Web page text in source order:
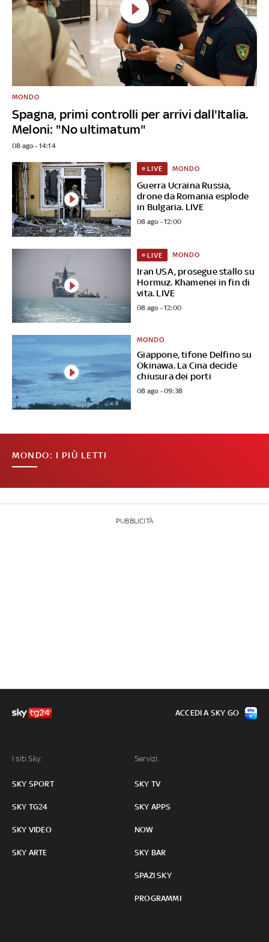
Spagna, primi controlli per arrivi dall'Italia.
Meloni: "No ultimatum"
MONDO
08 ago - 14:14
Guerra Ucraina Russia,
drone da Romania esplode
in Bulgaria. LIVE
LIVE MONDO
08 ago - 12:00
Iran USA, prosegue stallo su
Hormuz. Khamenei in fin di
vita. LIVE
LIVE MONDO
08 ago - 12:00
Giappone, tifone Delfino su
Okinawa. La Cina decide
chiusura dei porti
MONDO
08 ago - 09:38
MONDO: I PIÙ LETTI
PUBBLICITÀ
I siti Sky:
SKY SPORT
SKY TG24
SKY VIDEO
SKY ARTE
Servizi:
SKY TV
SKY APPS
NOW
SKY BAR
SPAZI SKY
PROGRAMMI
ACCEDI A SKY GO